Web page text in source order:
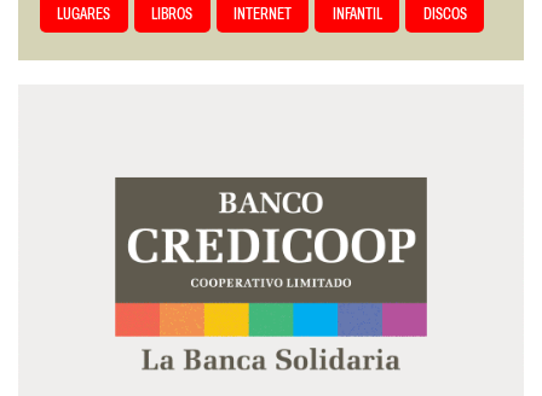
LUGARES LIBROS INTERNET INFANTIL DISCOS